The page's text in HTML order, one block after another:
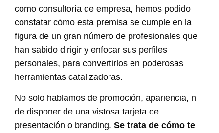
como consultoría de empresa, hemos podido
constatar cómo esta premisa se cumple en la
figura de un gran número de profesionales que
han sabido dirigir y enfocar sus perfiles
personales, para convertirlos en poderosas
herramientas catalizadoras.
No solo hablamos de promoción, apariencia, ni
de disponer de una vistosa tarjeta de
presentación o branding. Se trata de cómo te